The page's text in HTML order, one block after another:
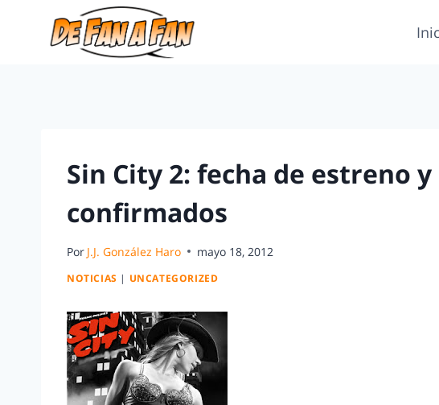
Sin City 2: fecha de estreno
confirmados
Por J.J. González Haro mayo 18, 2012
NOTICIAS | UNCATEGORIZED